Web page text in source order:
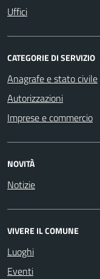
Uffici
CATEGORIE DI SERVIZIO
Anagrafe e stato civile
Autorizzazioni
Imprese e commercio
NOVITÀ
Notizie
VIVERE IL COMUNE
Luoghi
Eventi